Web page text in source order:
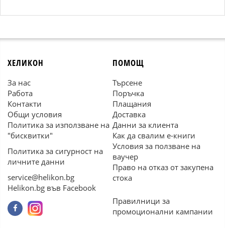
ХЕЛИКОН
За нас
Работа
Контакти
Общи условия
Политика за използване на
"бисквитки"
Политика за сигурност на
личните данни
service@helikon.bg
Helikon.bg във Facebook
ПОМОЩ
Търсене
Поръчка
Плащания
Доставка
Данни за клиента
Как да свалим е-книги
Условия за ползване на
ваучер
Право на отказ от закупена
стока
Правилници за
промоционални кампании